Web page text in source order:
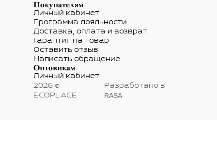
Покупателям
Личный кабинет
Программа лояльности
Доставка, оплата и возврат
Гарантия на товар
Оставить отзыв
Написать обращение
Оптовикам
Личный кабинет
2026 ©
ECOPLACE
Разработано в
RASA